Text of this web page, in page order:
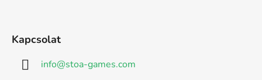
Kapcsolat
info@stoa-games.com